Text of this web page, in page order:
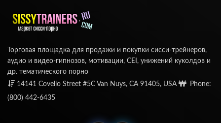
Торговая площадка для продажи и покупки сисси-трейнеров,
аудио и видео-гипнозов, мотивации, CEI, унижений куколдов и
др. тематического порно
14141 Covello Street #5C Van Nuys, CA 91405, USA
Phone:
(800) 442-6435